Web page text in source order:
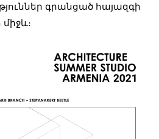
գրանցած հայազգի